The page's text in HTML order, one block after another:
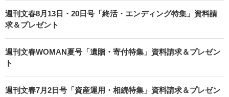
週刊文春8月13日・20日号「終活・エンディング特集」資料請
求＆プレゼント
週刊文春WOMAN夏号「遺贈・寄付特集」資料請求＆プレゼン
ト
週刊文春7月2日号「資産運用・相続特集」資料請求＆プレゼン